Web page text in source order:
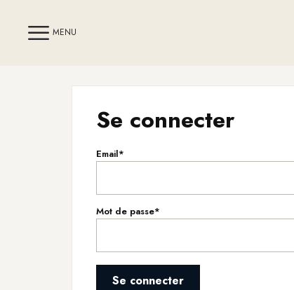
MENU
Se connecter
Email*
Mot de passe*
Se connecter